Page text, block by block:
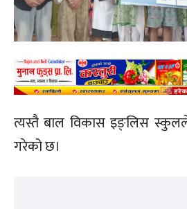
त्यस्तै बाल विकास इङ्लिस स्कुलले
गरेको छ।